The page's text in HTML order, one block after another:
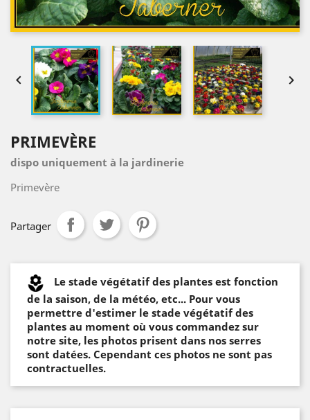
 
PRIMEVÈRE
dispo uniquement à la jardinerie
Primevère
Partager
Le stade végétatif des plantes est fonction
de la saison, de la météo, etc... Pour vous
permettre d'estimer le stade végétatif des
plantes au moment où vous commandez sur
notre site, les photos prisent dans nos serres
sont datées. Cependant ces photos ne sont pas
contractuelles.